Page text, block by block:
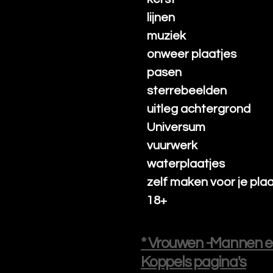
lijnen
muziek
onweer plaatjes
pasen
sterrebeelden
uitleg achtergrond
Universum
vuurwerk
waterplaatjes
zelf maken voor je
18+
* Vrouwen -Mannen
Koppels pagina's